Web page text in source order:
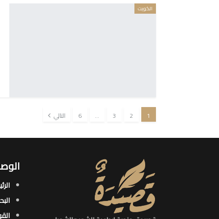
الكويت
1
2
3
…
6 التالي